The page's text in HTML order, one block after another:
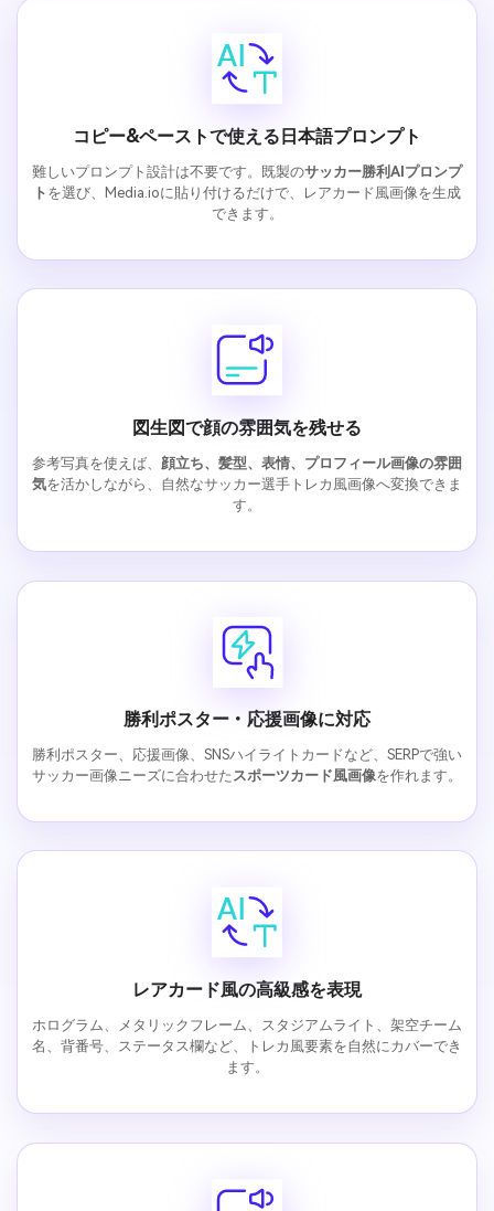
コピー&ペーストで使える日本語プロンプト
難しいプロンプト設計は不要です。既製のサッカー勝利AIプロンプ
ト を選び、Media.ioに貼り付けるだけで、レアカード風画像を生成
できます。
図生図で顔の雰囲気を残せる
参考写真を使えば、 顔立ち、髪型、表情、プロフィール画像の雰囲
気を活かしながら、自然なサッカー選手トレカ風画像へ変換できま
す。
勝利ポスター・応援画像に対応
勝利ポスター、応援画像、SNSハイライトカードなど、SERPで強い
サッカー画像ニーズに合わせた スポーツカード風画像を作れます。
レアカード風の高級感を表現
ホログラム、メタリックフレーム、スタジアムライト、架空チーム
名、背番号、ステータス欄など、トレカ風要素を自然にカバーでき
ます。